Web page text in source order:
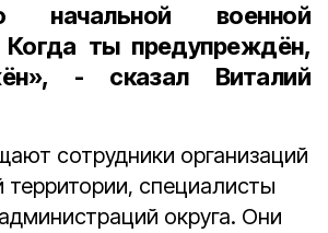
начальной военной
Когда ты предупреждён,
- сказал Виталий
сотрудники организаций
территории, специалисты
округа. Они